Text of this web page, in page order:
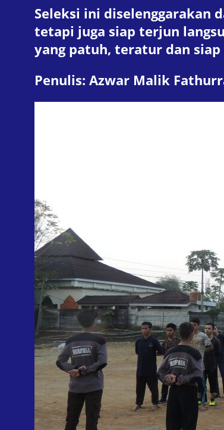
Seleksi ini diselenggarakan
tetapi juga siap terjun
yang patuh, teratur dan
Penulis: Azwar Malik